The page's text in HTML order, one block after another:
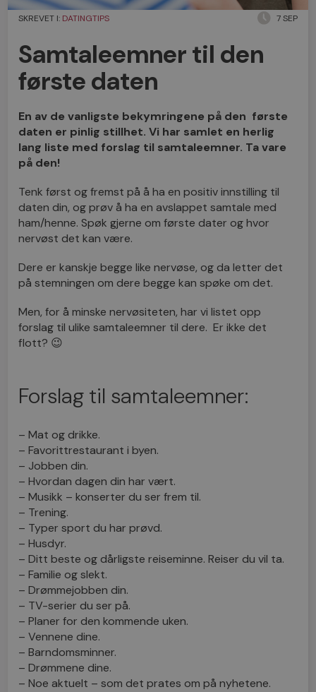
SKREVET I: DATINGTIPS 7 SEP
Samtaleemner til den
første daten
En av de vanligste bekymringene på den første
daten er pinlig stillhet. Vi har samlet en herlig
lang liste med forslag til samtaleemner. Ta vare
på den!
Tenk først og fremst på å ha en positiv innstilling til
daten din, og prøv å ha en avslappet samtale med
ham/henne. Spøk gjerne om første dater og hvor
nervøst det kan være.
Dere er kanskje begge like nervøse, og da letter det
på stemningen om dere begge kan spøke om det.
Men, for å minske nervøsiteten, har vi listet opp
forslag til ulike samtaleemner til dere. Er ikke det
flott? 😉
Forslag til samtaleemner:
– Mat og drikke.
– Favorittrestaurant i byen.
– Jobben din.
– Hvordan dagen din har vært.
– Musikk – konserter du ser frem til.
– Trening.
– Typer sport du har prøvd.
– Husdyr.
– Ditt beste og dårligste reiseminne. Reiser du vil ta.
– Familie og slekt.
– Drømmejobben din.
– TV-serier du ser på.
– Planer for den kommende uken.
– Vennene dine.
– Barndomsminner.
– Drømmene dine.
– Noe aktuelt – som det prates om på nyhetene.